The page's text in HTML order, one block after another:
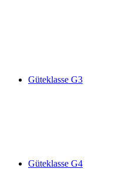
Güteklasse G3
Güteklasse G4